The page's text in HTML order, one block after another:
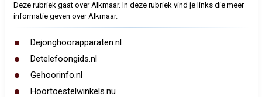
Deze rubriek gaat over Alkmaar. In deze rubriek vind je links die meer
informatie geven over Alkmaar.
Dejonghoorapparaten.nl
Detelefoongids.nl
Gehoorinfo.nl
Hoortoestelwinkels.nu